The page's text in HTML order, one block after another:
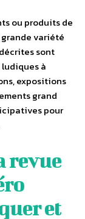
ou produits de
variété
sont
à
expositions
grand
pour
revue
et